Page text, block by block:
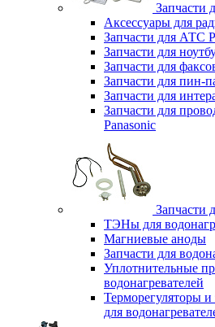
Запчасти
Аксессуары для
Запчасти для АТС
Запчасти для
Запчасти для
Запчасти для пин-
Запчасти для
Запчасти для
Panasonic
Запчасти
ТЭНы для
Магниевые аноды
Запчасти для
Уплотнительные
водонагревателей
Терморегуляторы
для